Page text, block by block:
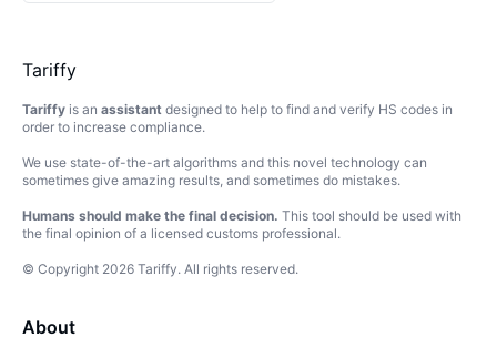
Tariffy
Tariffy is an assistant designed to help to find and verify HS codes in
order to increase compliance.
We use state-of-the-art algorithms and this novel technology can
sometimes give amazing results, and sometimes do mistakes.
Humans should make the final decision. This tool should be used with
the final opinion of a licensed customs professional.
© Copyright 2026 Tariffy. All rights reserved.
About